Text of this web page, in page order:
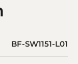
BF-SW1151-L01